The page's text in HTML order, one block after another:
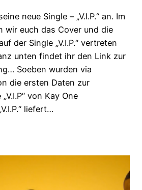
neue Single – „V.I.P.“ an. Im
wir euch das Cover und die
der Single „V.I.P.“ vertreten
unten findet ihr den Link zur
Soeben wurden via
die ersten Daten zur
von Kay One
liefert…